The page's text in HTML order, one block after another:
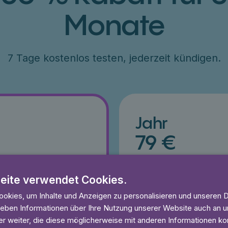
Monate
7 Tage kostenlos testen, jederzeit kündigen.
anhören
gratis
Jahr
79 €
Lies 7
verwendet Cookies.
um Inhalte und Anzeigen zu personalisieren und unseren
Informationen über Ihre Nutzung unserer Website auch an
weiter, die diese möglicherweise mit anderen Informationen